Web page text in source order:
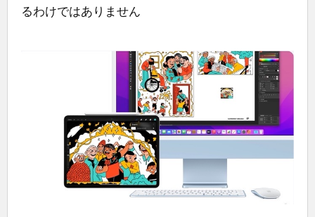
るわけではありません